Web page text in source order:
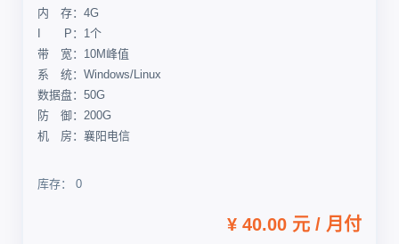
内 存：4G
I P：1个
带 宽：10M峰值
系 统：Windows/Linux
数据盘：50G
防 御：200G
机 房：襄阳电信
库存： 0
¥ 40.00 元 / 月付